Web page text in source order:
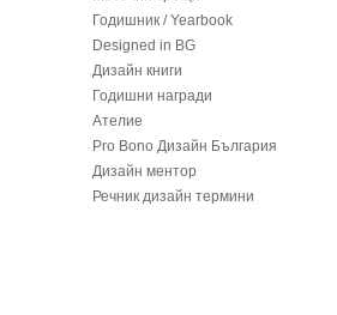
Годишник / Yearbook
Designed in BG
Дизайн книги
Годишни награди
Ателие
Pro Bono Дизайн България
Дизайн ментор
Речник дизайн термини